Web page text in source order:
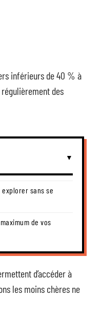
inférieurs de 40 % à
des
sans se
de vos
d’accéder à
les moins chères ne